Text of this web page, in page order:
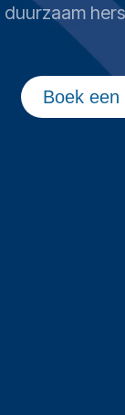
duurzaam
Boek een